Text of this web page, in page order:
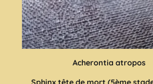
Acherontia atropos
Sphinx tête de mort (5ème